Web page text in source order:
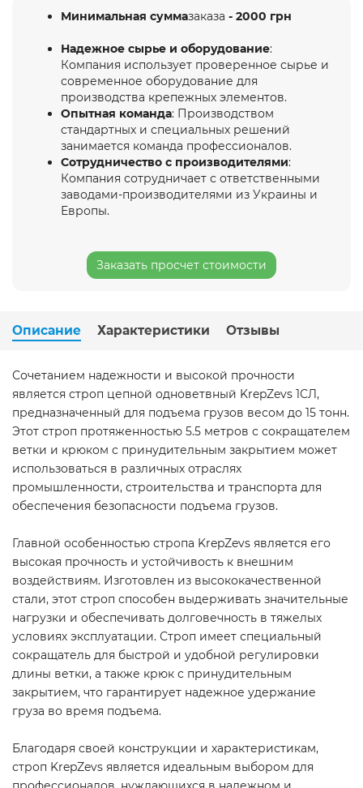
Минимальная суммазаказа - 2000 грн
Надежное сырье и оборудование:
Компания использует проверенное сырье и
современное оборудование для
производства крепежных элементов.
Опытная команда: Производством
стандартных и специальных решений
занимается команда профессионалов.
Сотрудничество с производителями:
Компания сотрудничает с ответственными
заводами-производителями из Украины и
Европы.
Заказать просчет стоимости
Описание Характеристики Отзывы
Сочетанием надежности и высокой прочности
является строп цепной одноветвный KrepZevs 1СЛ,
предназначенный для подъема грузов весом до 15 тонн.
Этот строп протяженностью 5.5 метров с сокращателем
ветки и крюком с принудительным закрытием может
использоваться в различных отраслях
промышленности, строительства и транспорта для
обеспечения безопасности подъема грузов.
Главной особенностью стропа KrepZevs является его
высокая прочность и устойчивость к внешним
воздействиям. Изготовлен из высококачественной
стали, этот строп способен выдерживать значительные
нагрузки и обеспечивать долговечность в тяжелых
условиях эксплуатации. Строп имеет специальный
сокращатель для быстрой и удобной регулировки
длины ветки, а также крюк с принудительным
закрытием, что гарантирует надежное удержание
груза во время подъема.
Благодаря своей конструкции и характеристикам,
строп KrepZevs является идеальным выбором для